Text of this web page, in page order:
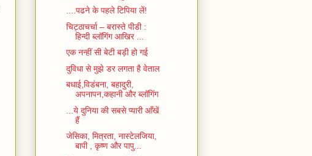
....पढने के पहले टिपिया लें!
चिट्ठाचर्चा – बरास्ते पीडी :
हिन्दी ब्लॉगिंग आखिर ...
एक नन्हीं सी बेटी बड़ी हो गई
दुविधा से मुझे डर लगता है वेताल
बधाई,विडंबना, बहादुरी,
अपनापन,कहानी और ब्लॉगिंग
...ये दुनिया की सबसे प्यारी आँखें
हैं
जेसिका, मित्रता, नास्टेलजिया,
बापी , कृष्ण और पापु...